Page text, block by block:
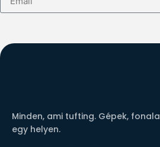
Minden, ami tufting. Gépek,
egy helyen.